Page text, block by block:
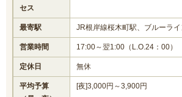
セス
最寄駅 JR根岸線桜木町駅、ブルーラ
営業時間 17:00～翌1:00（L.O.24：00）
定休日 無休
平均予算
[夜]3,000円～3,900円